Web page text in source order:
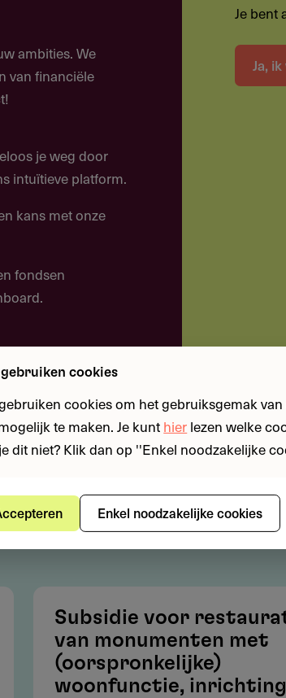
schilderijen en meubels
een aanvraag gehonoreerd wordt uit het
of uit een combinatie.
dus voldoen aan de criteria van het landelijke
voor de algemene en specifieke richtlijnen
voorwaarden? Doe dan de 'quickscan' op de
ambities. We
van financiële
je weg door
intuïtieve platform.
kans met onze
fondsen
Je bent
Ja,
bij jouw
Subsidie voor
van monumenten met
(oorspronkelijke)
woonfunctie, inrichting
cookies
cookies om het gebruiksgemak van
te maken. Je kunthierlezen welke
dit niet? Klik dan op ''Enkel noodzakelijke
Enkel noodzakelijke cookies